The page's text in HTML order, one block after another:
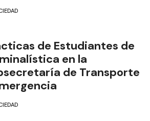
de Estudiantes de
en la
de Transporte